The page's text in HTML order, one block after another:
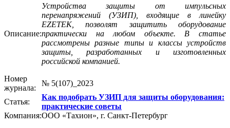
Описание:
Устройства защиты от импульсных
перенапряжений (УЗИП), входящие в линейку
EZETEK, позволят защитить оборудование
практически на любом объекте. В статье
рассмотрены разные типы и классы устройств
защиты, разработанных и изготовленных
российской компанией.
Номер
журнала:
№ 5(107)_2023
Статья:
Как подобрать УЗИП для защиты оборудования:
практические советы
Компания:ООО «Тахион», г. Санкт-Петербург